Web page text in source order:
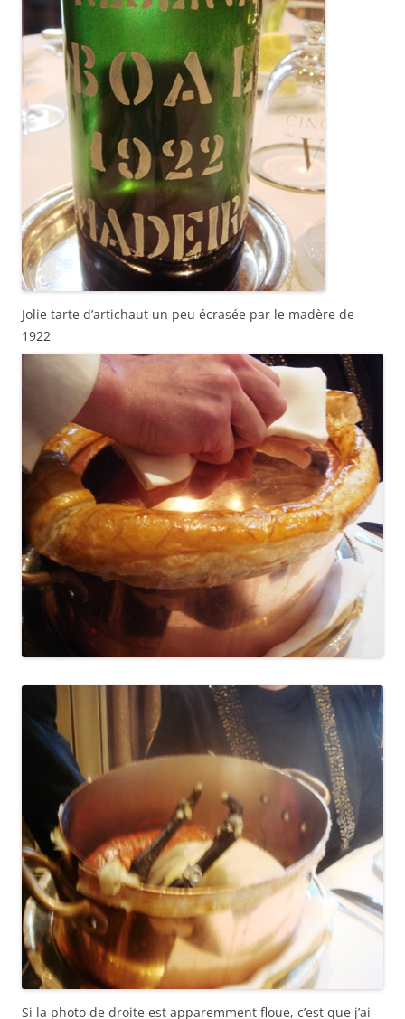
Jolie tarte d’artichaut un peu écrasée par le madère de
1922
Si la photo de droite est apparemment floue, c’est que j’ai